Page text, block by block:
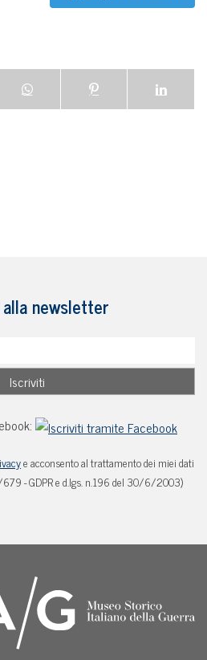
newsletter
e acconsento al trattamento dei miei dati
- GDPR e d.lgs. n.196 del 30/6/2003)